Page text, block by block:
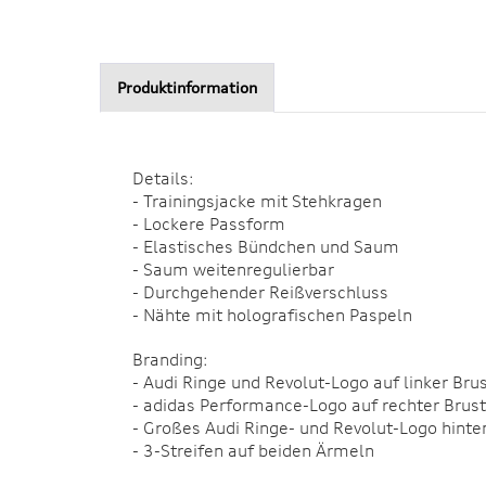
Produktinformation
Details:
- Trainingsjacke mit Stehkragen
- Lockere Passform
- Elastisches Bündchen und Saum
- Saum weitenregulierbar
- Durchgehender Reißverschluss
- Nähte mit holografischen Paspeln
Branding:
- Audi Ringe und Revolut-Logo auf linker
- adidas Performance-Logo auf rechter Brust
- Großes Audi Ringe- und Revolut-Logo
- 3-Streifen auf beiden Ärmeln